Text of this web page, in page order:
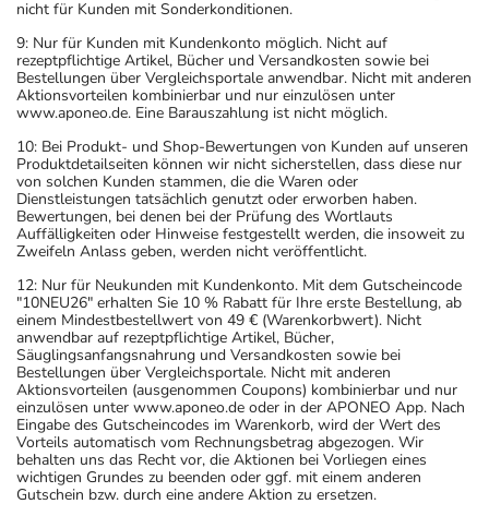
nicht für Kunden mit Sonderkonditionen.
9: Nur für Kunden mit Kundenkonto möglich. Nicht auf
rezeptpflichtige Artikel, Bücher und Versandkosten sowie bei
Bestellungen über Vergleichsportale anwendbar. Nicht mit anderen
Aktionsvorteilen kombinierbar und nur einzulösen unter
www.aponeo.de. Eine Barauszahlung ist nicht möglich.
10: Bei Produkt- und Shop-Bewertungen von Kunden auf unseren
Produktdetailseiten können wir nicht sicherstellen, dass diese nur
von solchen Kunden stammen, die die Waren oder
Dienstleistungen tatsächlich genutzt oder erworben haben.
Bewertungen, bei denen bei der Prüfung des Wortlauts
Auffälligkeiten oder Hinweise festgestellt werden, die insoweit zu
Zweifeln Anlass geben, werden nicht veröffentlicht.
12: Nur für Neukunden mit Kundenkonto. Mit dem Gutscheincode
"10NEU26" erhalten Sie 10 % Rabatt für Ihre erste Bestellung, ab
einem Mindestbestellwert von 49 € (Warenkorbwert). Nicht
anwendbar auf rezeptpflichtige Artikel, Bücher,
Säuglingsanfangsnahrung und Versandkosten sowie bei
Bestellungen über Vergleichsportale. Nicht mit anderen
Aktionsvorteilen (ausgenommen Coupons) kombinierbar und nur
einzulösen unter www.aponeo.de oder in der APONEO App. Nach
Eingabe des Gutscheincodes im Warenkorb, wird der Wert des
Vorteils automatisch vom Rechnungsbetrag abgezogen. Wir
behalten uns das Recht vor, die Aktionen bei Vorliegen eines
wichtigen Grundes zu beenden oder ggf. mit einem anderen
Gutschein bzw. durch eine andere Aktion zu ersetzen.